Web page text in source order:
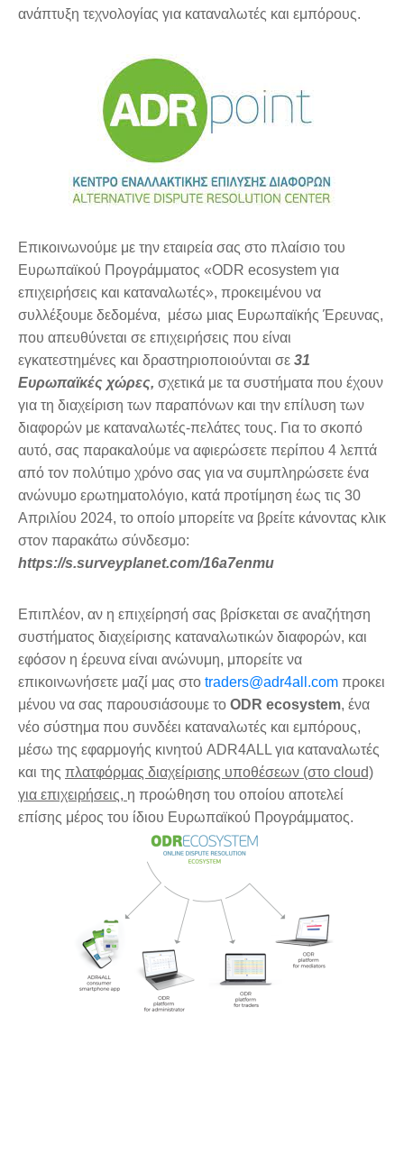
ανάπτυξη τεχνολογίας για καταναλωτές και εμπόρους.
Επικοινωνούμε με την εταιρεία σας στο πλαίσιο του
Ευρωπαϊκού Προγράμματος «ODR ecosystem για
επιχειρήσεις και καταναλωτές», προκειμένου να
συλλέξουμε δεδομένα, μέσω μιας Ευρωπαϊκής Έρευνας,
που απευθύνεται σε επιχειρήσεις που είναι
εγκατεστημένες και δραστηριοποιούνται σε 31
Ευρωπαϊκές χώρες, σχετικά με τα συστήματα που έχουν
για τη διαχείριση των παραπόνων και την επίλυση των
διαφορών με καταναλωτές-πελάτες τους. Για το σκοπό
αυτό, σας παρακαλούμε να αφιερώσετε περίπου 4 λεπτά
από τον πολύτιμο χρόνο σας για να συμπληρώσετε ένα
ανώνυμο ερωτηματολόγιο, κατά προτίμηση έως τις 30
Απριλίου 2024, το οποίο μπορείτε να βρείτε κάνοντας κλικ
στον παρακάτω σύνδεσμο:
https://s.surveyplanet.com/16a7enmu
Επιπλέον, αν η επιχείρησή σας βρίσκεται σε αναζήτηση
συστήματος διαχείρισης καταναλωτικών διαφορών, και
εφόσον η έρευνα είναι ανώνυμη, μπορείτε να
επικοινωνήσετε μαζί μας στο traders@adr4all .com προκει
μένου να σας παρουσιάσουμε το ODR ecosystem, ένα
νέο σύστημα που συνδέει καταναλωτές και εμπόρους,
μέσω της εφαρμογής κινητού ADR4ALL για καταναλωτές
και της πλατφόρμας διαχείρισης υποθέσεων (στο cloud)
για επιχειρήσεις, η προώθηση του οποίου αποτελεί
επίσης μέρος του ίδιου Ευρωπαϊκού Προγράμματος.